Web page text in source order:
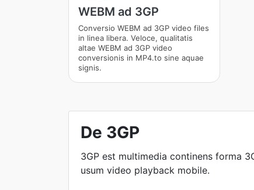
WEBM ad 3GP
Conversio WEBM ad 3GP video files
in linea libera. Veloce, qualitatis
altae WEBM ad 3GP video
conversionis in MP4.to sine aquae
signis.
De 3GP
3GP est multimedia continens forma
usum video playback mobile.